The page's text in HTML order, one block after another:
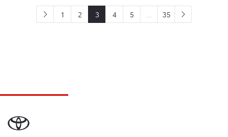
1 2 3 4 5 ... 35